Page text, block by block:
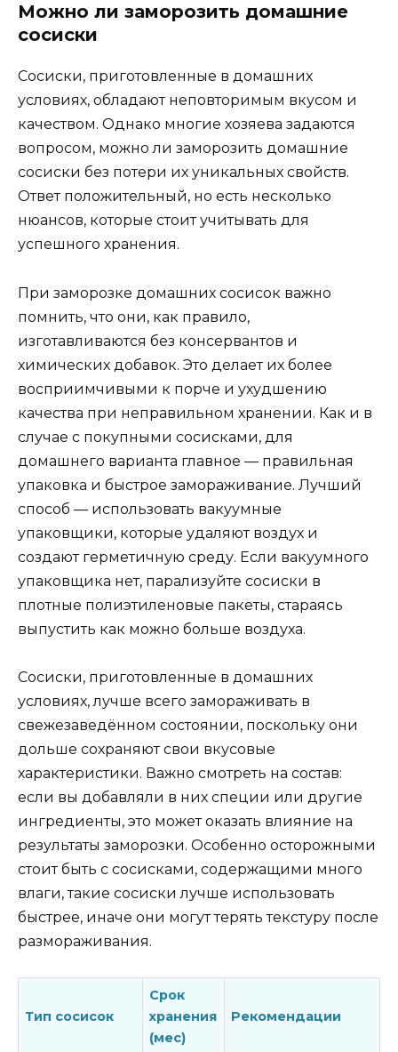
Можно ли заморозить домашние
сосиски
Сосиски, приготовленные в домашних
условиях, обладают неповторимым вкусом и
качеством. Однако многие хозяева задаются
вопросом, можно ли заморозить домашние
сосиски без потери их уникальных свойств.
Ответ положительный, но есть несколько
нюансов, которые стоит учитывать для
успешного хранения.
При заморозке домашних сосисок важно
помнить, что они, как правило,
изготавливаются без консервантов и
химических добавок. Это делает их более
восприимчивыми к порче и ухудшению
качества при неправильном хранении. Как и в
случае с покупными сосисками, для
домашнего варианта главное — правильная
упаковка и быстрое замораживание. Лучший
способ — использовать вакуумные
упаковщики, которые удаляют воздух и
создают герметичную среду. Если вакуумного
упаковщика нет, парализуйте сосиски в
плотные полиэтиленовые пакеты, стараясь
выпустить как можно больше воздуха.
Сосиски, приготовленные в домашних
условиях, лучше всего замораживать в
свежезаведённом состоянии, поскольку они
дольше сохраняют свои вкусовые
характеристики. Важно смотреть на состав:
если вы добавляли в них специи или другие
ингредиенты, это может оказать влияние на
результаты заморозки. Особенно осторожными
стоит быть с сосисками, содержащими много
влаги, такие сосиски лучше использовать
быстрее, иначе они могут терять текстуру после
размораживания.
Тип сосисок
Срок
хранения
(мес)
Рекомендации